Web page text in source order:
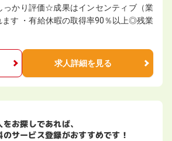
っかり評価☆成果はインセンティブ（業
ます ・有給休暇の取得率90％以上◎残業
求人詳細を見る
をお探しであれば、
のサービス登録がおすすめです！